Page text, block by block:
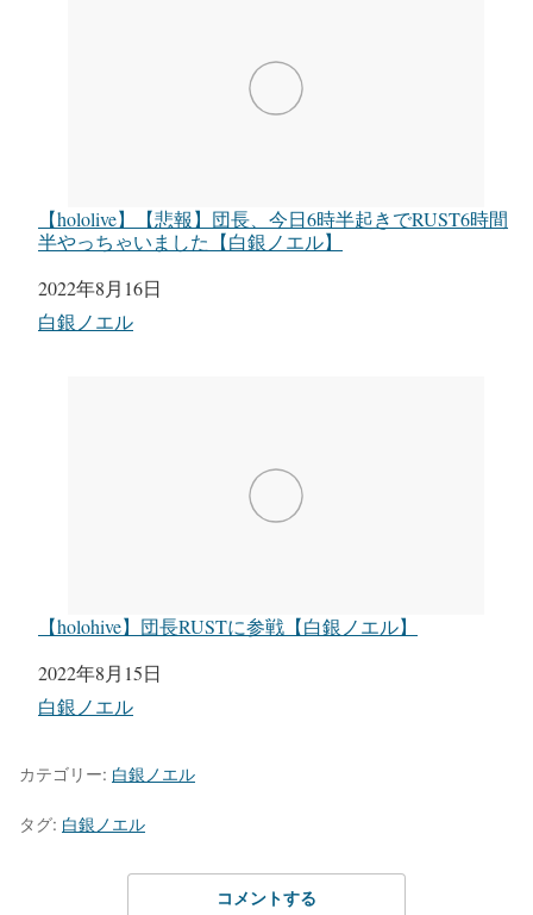
【hololive】【悲報】団長、今日6時半起きでRUST6時間
半やっちゃいました【白銀ノエル】
日付
2022年8月16日
関連理由
白銀ノエル
【holohive】団長RUSTに参戦【白銀ノエル】
日付
2022年8月15日
関連理由
白銀ノエル
カテゴリー: 白銀ノエル
タグ: 白銀ノエル
コメントする